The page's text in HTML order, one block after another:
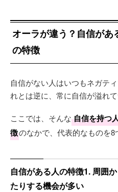
オーラが違う？自信が
の特徴
自信がない人はいつもネガテ
れとは逆に、常に自信が溢れ
ここでは、そんな 自信を持つ
徴のなかで、代表的なものを8
自信がある人の特徴1. 周囲
たりする機会が多い